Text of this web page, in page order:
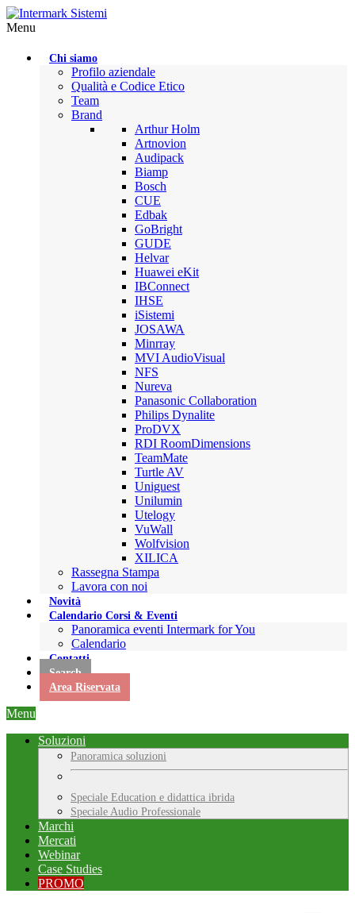
Menu
Chi siamo
Profilo aziendale
Qualità e Codice Etico
Team
Brand
Arthur Holm
Artnovion
Audipack
Biamp
Bosch
CUE
Edbak
GoBright
GUDE
Helvar
Huawei eKit
IBConnect
IHSE
iSistemi
JOSAWA
Minrray
MVI AudioVisual
NFS
Nureva
Panasonic Collaboration
Philips Dynalite
ProDVX
RDI RoomDimensions
TeamMate
Turtle AV
Uniguest
Unilumin
Utelogy
VuWall
Wolfvision
XILICA
Rassegna Stampa
Lavora con noi
Novità
Calendario Corsi & Eventi
Panoramica eventi Intermark for You
Calendario
Contatti
Search
Area Riservata
Menu
Soluzioni
Panoramica soluzioni
Speciale Education e didattica ibrida
Speciale Audio Professionale
Marchi
Mercati
Webinar
Case Studies
PROMO